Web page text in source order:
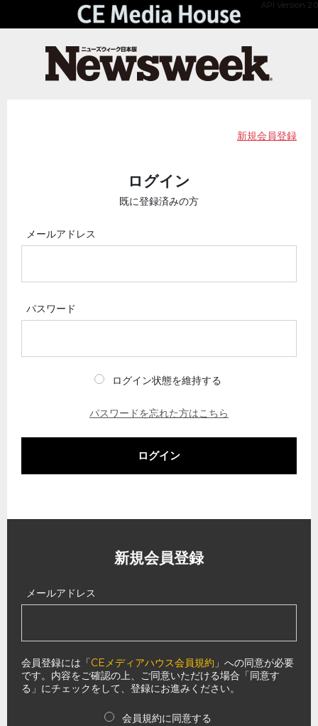
API Version 2.0
新規会員登録
ログイン
既に登録済みの方
メールアドレス
パスワード
ログイン状態を維持する
パスワードを忘れた方はこちら
ログイン
新規会員登録
メールアドレス
会員登録には「CEメディアハウス会員規約 」への同意が必要
です。内容をご確認の上、ご同意いただける場合「同意す
る」にチェックをして、登録にお進みください。
会員規約に同意する